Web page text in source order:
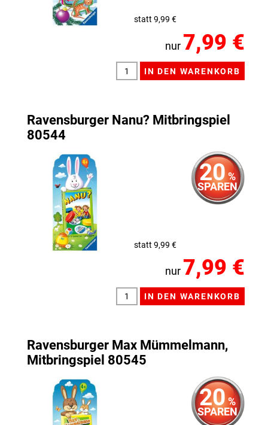
statt 9,99 €
nur 7,99 €
Ravensburger Nanu? Mitbringspiel
80544
20 %
SPAREN
statt 9,99 €
nur 7,99 €
Ravensburger Max Mümmelmann,
Mitbringspiel 80545
20 %
SPAREN